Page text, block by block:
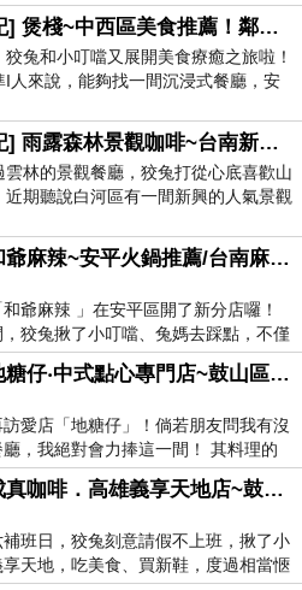
[台南食記] 煲棧~中西區美食推薦！鄰近美術館二館的復古風日式餐廳！用料豐富的海鮮粥品、鍋燒意麵！
兔和小叮噹又展開美食療癒之旅啦！
I人來說，能夠找一間沉浸式餐廳，安
...
[台南食記] 雨露森林景觀咖啡~台南新景點、關子嶺美食下午茶、寵物友善餐廳推薦！美味簡餐、鬆餅、炸物！
雲林的景觀餐廳，狡兔打從心底喜歡山
近期聽說白河區有一間新興的人氣景觀
...
[台南食記] 和爺麻辣~安平火鍋推薦/台南麻辣鍋推薦！超值海鮮、和牛、豐盛自助吧！鄰近新永華夜市、台南市政府美食！
爺麻辣 」在安平區開了新分店囉！
狡兔揪了小叮噹、兔媽去踩點，不僅
[高雄食記] 地糖仔‧中式點心專門店~鼓山區美食推薦！唯一台灣籍米其林利苑港點主廚葉師傅開的人氣排隊店！
愛店「地糖仔」！倘若朋友問我有沒
，我絕對會力捧這一間！ 其料理的
[高雄食記] 成真咖啡．高雄義享天地店~鼓山區美食推薦！義大利麵、創意薄餅、舒芙蕾！新品上市！
班日，狡兔刻意請假不上班，揪了小
天地，吃美食、買新鞋，度過相當愜